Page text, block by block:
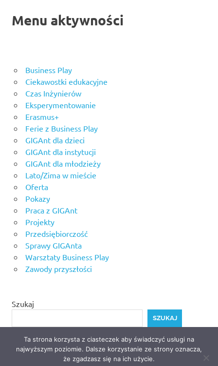
Menu aktywności
Business Play
Ciekawostki edukacyjne
Czas Inżynierów
Eksperymentowanie
Erasmus+
Ferie z Business Play
GIGAnt dla dzieci
GIGAnt dla instytucji
GIGAnt dla młodzieży
Lato/Zima w mieście
Oferta
Pokazy
Praca z GIGAnt
Projekty
Przedsiębiorczość
Sprawy GIGAnta
Warsztaty Business Play
Zawody przyszłości
Szukaj
SZUKAJ
Ta strona korzysta z ciasteczek aby świadczyć usługi na
najwyższym poziomie. Dalsze korzystanie ze strony oznacza,
że zgadzasz się na ich użycie.